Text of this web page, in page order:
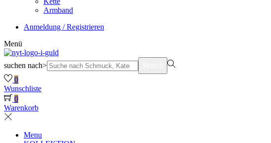
Armband
Anmeldung / Registrieren
Menü
suchen nach>
0
Wunschliste
0
Warenkorb
Menu